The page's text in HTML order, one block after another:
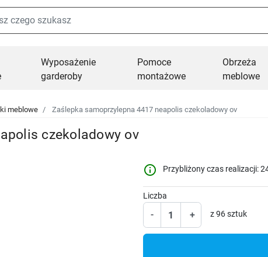
Wyposażenie
garderoby
Pomoce
montażowe
Obrzeża
meblowe
meblowe Zaślepka samoprzylepna 4417 neapolis czekoladowy ov
czekoladowy ov
info_outline Przybliżony czas realizacji:
Liczba
- + z 96 sztuk